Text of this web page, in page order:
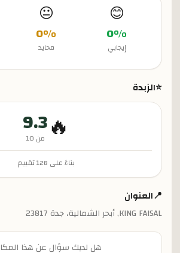
😊
0%
إيجابي
😐
0%
محايد
⭐الزبدة
🔥
9.3
من 10
بناءً على 128تقييم
📍العنوان
KING FAISAL, أبحر الشمالية، جدة 23817
هل لديك سؤال عن هذا